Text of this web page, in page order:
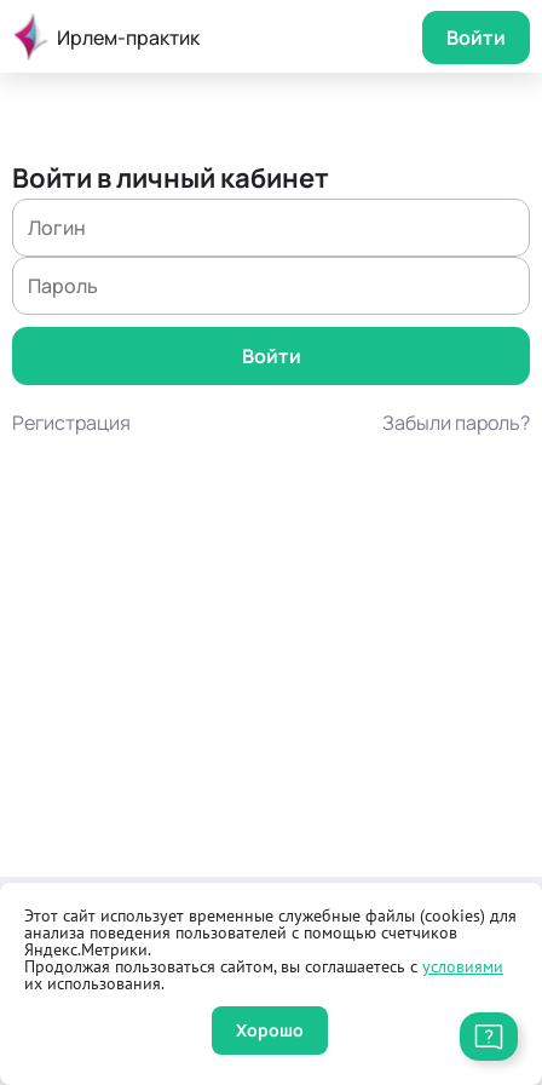
Ирлем-практик Войти
Войти в личный кабинет
Регистрация Забыли пароль?
Контакты
Как купить
Общественная приёмная
Реквизиты
Оферта
Правила продажи товаров
Этот сайт использует временные служебные файлы (cookies) для
анализа поведения пользователей с помощью счетчиков
Яндекс.Метрики.
Продолжая пользоваться сайтом, вы соглашаетесь с условиями
их использования.
Хорошо